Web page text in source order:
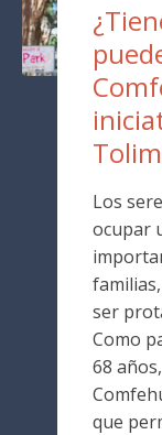
Los
ocupar
ser
Como
68
que